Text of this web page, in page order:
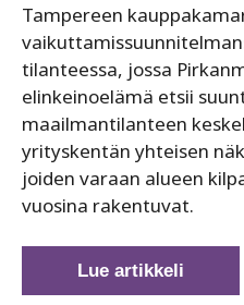
Tampereen
tilanteessa, jossa
elinkeinoelämä etsii
maailmantilanteen
yrityskentän yhteisen
joiden varaan alueen
vuosina rakentuvat.
2026
Lue artikkeli